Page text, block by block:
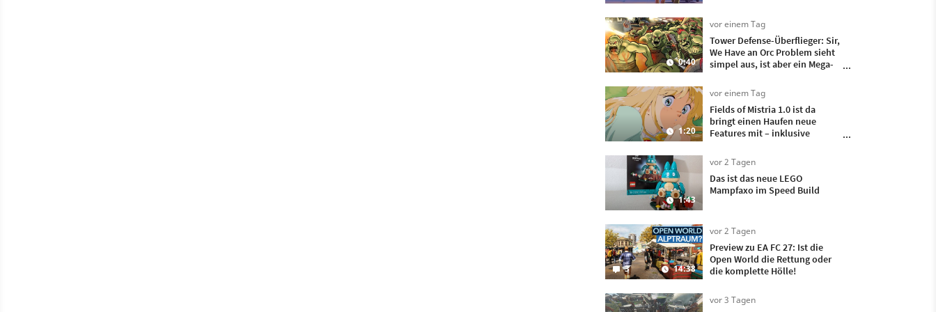
0:40
vor einem Tag
Tower Defense-Überflieger: Sir,
We Have an Orc Problem sieht
simpel aus, ist aber ein Mega-
1:20
vor einem Tag
Fields of Mistria 1.0 ist da
bringt einen Haufen neue
Features mit – inklusive
1:43
vor 2 Tagen
Das ist das neue LEGO
Mampfaxo im Speed Build
3 14:38
vor 2 Tagen
Preview zu EA FC 27: Ist die
Open World die Rettung oder
die komplette Hölle!
vor 3 Tagen